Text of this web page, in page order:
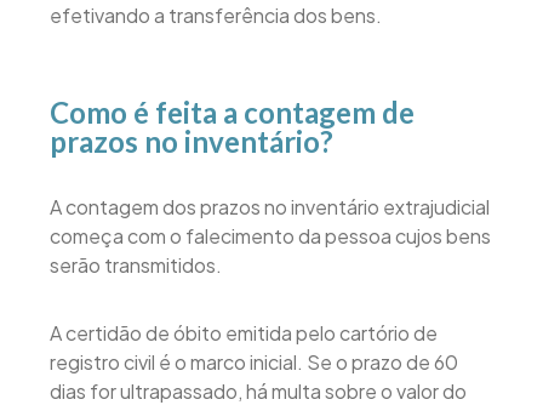
efetivando a transferência dos bens.
Como é feita a contagem de
prazos no inventário?
A contagem dos prazos no inventário extrajudicial
começa com o falecimento da pessoa cujos bens
serão transmitidos.
A certidão de óbito emitida pelo cartório de
registro civil é o marco inicial. Se o prazo de 60
dias for ultrapassado, há multa sobre o valor do